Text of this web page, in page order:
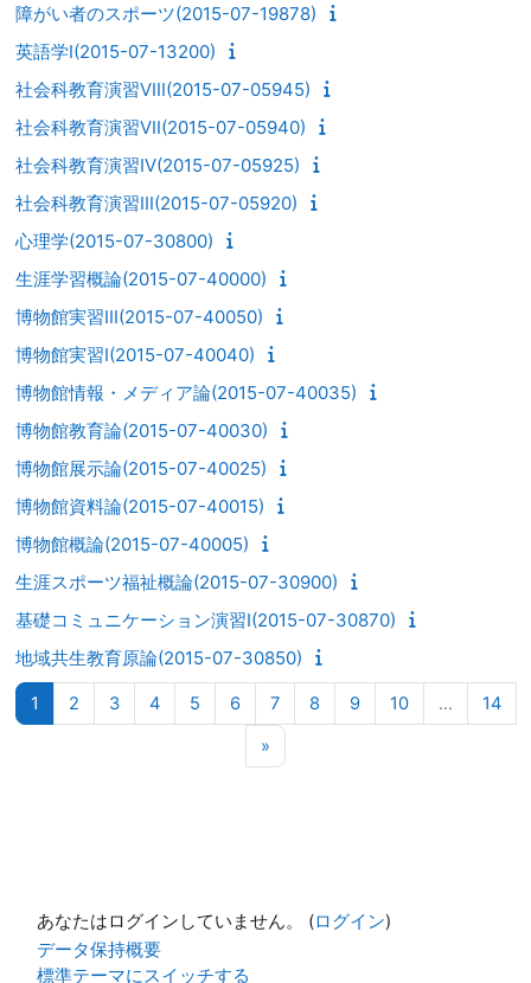
障がい者のスポーツ(2015-07-19878)
英語学I(2015-07-13200)
社会科教育演習VIII(2015-07-05945)
社会科教育演習VII(2015-07-05940)
社会科教育演習IV(2015-07-05925)
社会科教育演習III(2015-07-05920)
心理学(2015-07-30800)
生涯学習概論(2015-07-40000)
博物館実習III(2015-07-40050)
博物館実習I(2015-07-40040)
博物館情報・メディア論(2015-07-40035)
博物館教育論(2015-07-40030)
博物館展示論(2015-07-40025)
博物館資料論(2015-07-40015)
博物館概論(2015-07-40005)
生涯スポーツ福祉概論(2015-07-30900)
基礎コミュニケーション演習I(2015-07-30870)
地域共生教育原論(2015-07-30850)
1 ページ 1
2ページ 2
3ページ 3
4ページ 4
5ページ 5
6ページ 6
7ページ 7
8ページ 8
9ページ 9
10ページ 10
… 14ペ
»次のページ
あなたはログインしていません。 (ログイン)
データ保持概要
標準テーマにスイッチする